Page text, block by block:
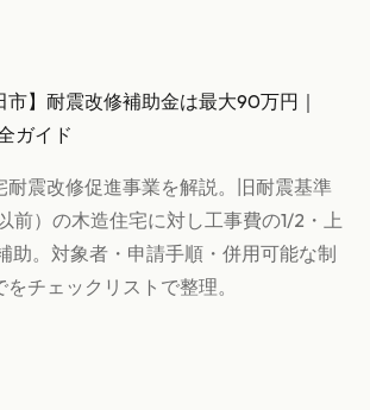
市】耐震改修補助金は最大90万円｜
ガイド
耐震改修促進事業を解説。旧耐震基準
以前）の木造住宅に対し工事費の1/2・上
助。対象者・申請手順・併用可能な制
をチェックリストで整理。